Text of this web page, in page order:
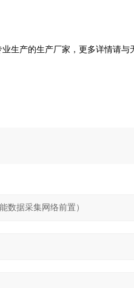
业生产的生产厂家，更多详情请与